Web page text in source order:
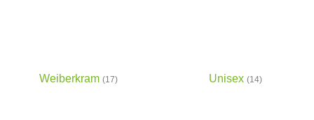
Weiberkram (17) Unisex (14)